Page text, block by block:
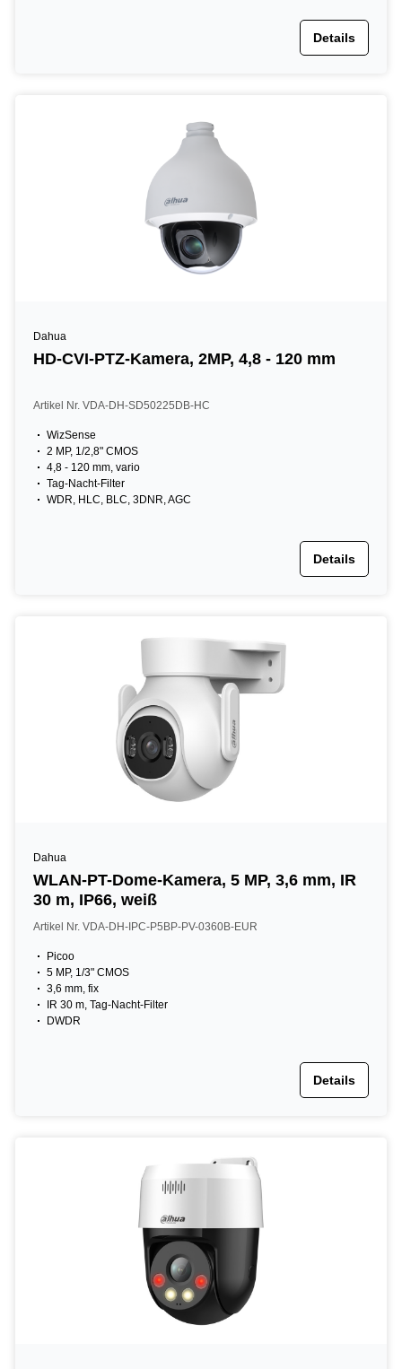
Details
Dahua
HD-CVI-PTZ-Kamera, 2MP, 4,8 - 120 mm
Artikel Nr. VDA-DH-SD50225DB-HC
WizSense
2 MP, 1/2,8" CMOS
4,8 - 120 mm, vario
Tag-Nacht-Filter
WDR, HLC, BLC, 3DNR, AGC
Details
Dahua
WLAN-PT-Dome-Kamera, 5 MP, 3,6 mm, IR
30 m, IP66, weiß
Artikel Nr. VDA-DH-IPC-P5BP-PV-0360B-EUR
Picoo
5 MP, 1/3" CMOS
3,6 mm, fix
IR 30 m, Tag-Nacht-Filter
DWDR
Details